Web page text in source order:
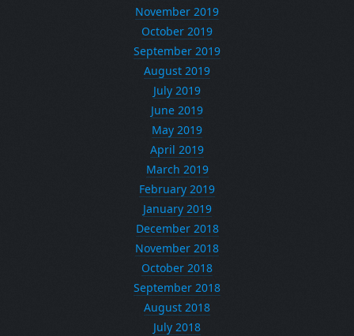
November 2019
October 2019
September 2019
August 2019
July 2019
June 2019
May 2019
April 2019
March 2019
February 2019
January 2019
December 2018
November 2018
October 2018
September 2018
August 2018
July 2018